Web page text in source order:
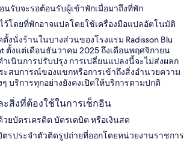
นรับจะรอต้อนรับผู้เข้าพักเมื่อมาถึงที่พัก
ว้โดยที่พักอาจแปลโดยใช้เครื่องมือแปลอัตโนมัติ
งนั่งร้านในบางส่วนของโรงแรม Radisson Blu
ตั้งแต่เดือนธันวาคม 2025 ถึงเดือนพฤศจิกายน
ำเนินการปรับปรุง การเปลี่ยนแปลงนี้จะไม่ส่งผลก
ะสบการณ์ของแขกหรือการเข้าถึงสิ่งอำนวยความ
บริการทุกอย่างยังคงเปิดให้บริการตามปกติ
สิ่งที่ต้องใช้ในการเช็กอิน
ยบัตรเครดิต บัตรเดบิต หรือเงินสด
ตรประจำตัวติดรูปถ่ายที่ออกโดยหน่วยงานราชการ